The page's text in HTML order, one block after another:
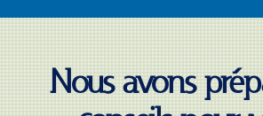
Nous avons